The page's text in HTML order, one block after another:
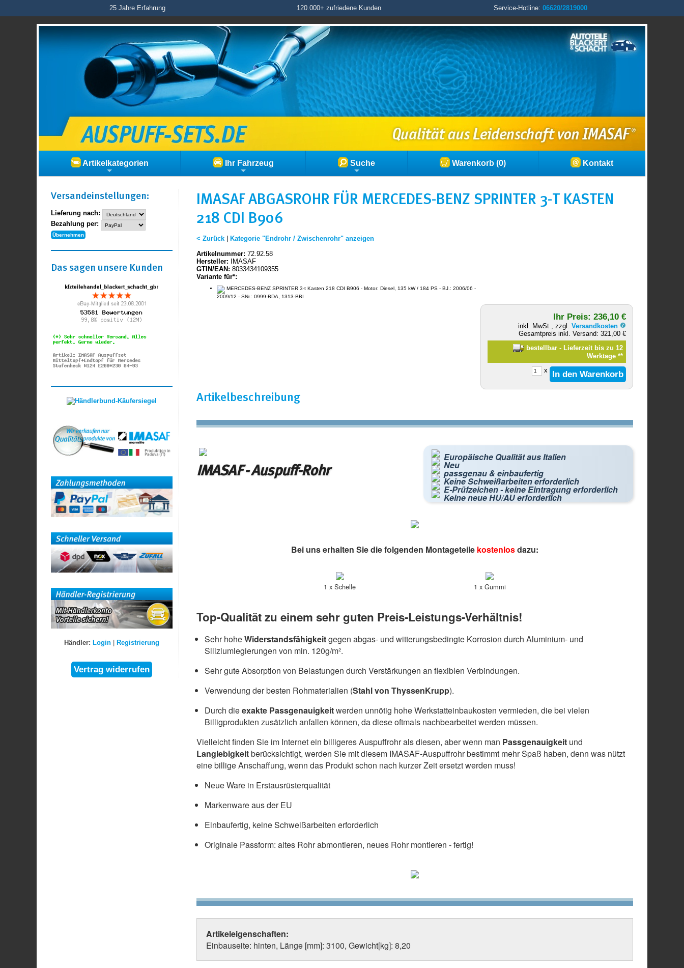
25 Jahre Erfahrung 120.000+ zufriedene Kunden Service-Hotline: 06620/2819000
Artikelkategorien Ihr Fahrzeug Suche Warenkorb (0) Kontakt
IMASAF ABGASROHR FÜR MERCEDES-BENZ SPRINTER 3-T KASTEN
218 CDI B906
< Zurück|
Kategorie "Endrohr / Zwischenrohr" anzeigen
Artikelnummer: 72.92.58
Hersteller: IMASAF
GTIN/EAN: 8033434109355
Variante für*:
MERCEDES-BENZ SPRINTER 3-t Kasten 218 CDI B906 - Motor: Diesel, 135 kW / 184 PS - BJ.: 2006/06 -
2009/12 - SNr.: 0999-BDA, 1313-BBI
Ihr Preis: 236,10 €
inkl. MwSt., zzgl.Versandkosten
Gesamtpreis inkl. Versand: 321,00 €
bestellbar - Lieferzeit bis zu 12
Werktage **
x
Artikelbeschreibung
IMASAF - Auspuff-Rohr
Europäische Qualität aus Italien
Neu
passgenau & einbaufertig
Keine Schweißarbeiten erforderlich
E-Prüfzeichen - keine Eintragung erforderlich
Keine neue HU/AU erforderlich
Bei uns erhalten Sie die folgenden Montageteile kostenlosdazu:
1 x Schelle 1 x Gummi
Top-Qualität zu einem sehr guten Preis-Leistungs-Verhältnis!
Sehr hoheWiderstandsfähigkeitgegen abgas- und witterungsbedingte Korrosion durch Aluminium- und
Siliziumlegierungen von min. 120g/m².
Sehr gute Absorption von Belastungen durch Verstärkungen an flexiblen Verbindungen.
Verwendung der besten Rohmaterialien (Stahl von ThyssenKrupp).
Durch dieexakte Passgenauigkeitwerden unnötig hohe Werkstatteinbaukosten vermieden, die bei vielen
Billigprodukten zusätzlich anfallen können, da diese oftmals nachbearbeitet werden müssen.
Vielleicht finden Sie im Internet ein billigeres Auspuffrohr als diesen, aber wenn man Passgenauigkeit und
Langlebigkeitberücksichtigt, werden Sie mit diesem IMASAF-Auspuffrohr bestimmt mehr Spaß haben, denn was nützt
eine billige Anschaffung, wenn das Produkt schon nach kurzer Zeit ersetzt werden muss!
Neue Ware in Erstausrüsterqualität
Markenware aus der EU
Einbaufertig, keine Schweißarbeiten erforderlich
Originale Passform: altes Rohr abmontieren, neues Rohr montieren - fertig!
Artikeleigenschaften:
Einbauseite: hinten, Länge [mm]: 3100, Gewicht[kg]: 8,20
Versand­einstellungen:
Lieferung nach:
Bezahlung per:
Das sagen unsere Kunden
Händler: Login| Registrierung